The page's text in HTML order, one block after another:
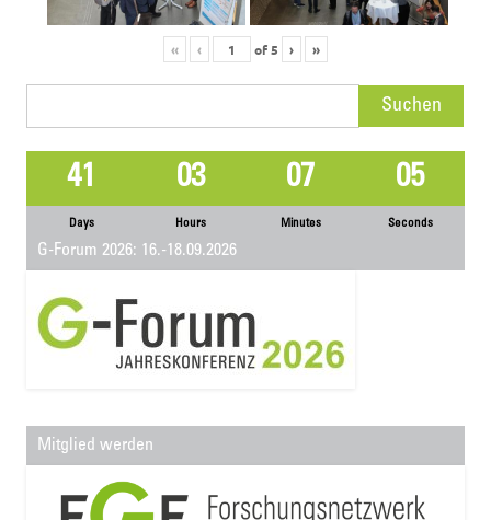
« ‹ of5 › »
41
Days
03
Hours
07
Minutes
05
Seconds
G-Forum 2026: 16.-18.09.2026
Mitglied werden